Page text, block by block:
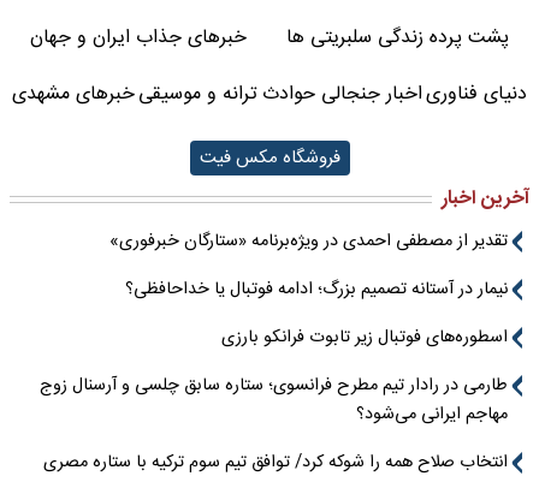
پشت پرده زندگی سلبریتی ها
خبرهای جذاب ایران و جهان
دنیای فناوریاخبار جنجالی حوادثترانه و موسیقیخبرهای مشهدی
فروشگاه مکس فیت
آخرین اخبار
تقدیر از مصطفی احمدی در ویژه‌برنامه «ستارگان خبرفوری»
نیمار در آستانه تصمیم بزرگ؛ ادامه فوتبال یا خداحافظی؟
اسطوره‌های فوتبال زیر تابوت فرانکو بارزی
طارمی در رادار تیم مطرح فرانسوی؛ ستاره سابق چلسی و آرسنال زوج
مهاجم ایرانی می‌شود؟
انتخاب صلاح همه را شوکه کرد/ توافق تیم سوم ترکیه با ستاره مصری